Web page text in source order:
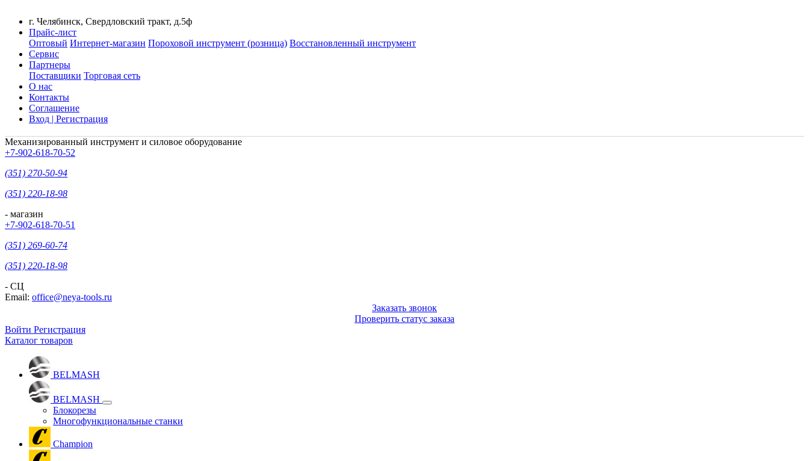
г. Челябинск, Свердловский тракт, д.5ф
Прайс-лист
Оптовый Интернет-магазин Пороховой инструмент (розница) Восстановленный инструмент
Сервис
Партнеры
Поставщики Торговая сеть
О нас
Контакты
Соглашение
Вход | Регистрация
Механизированный инструмент и силовое оборудование
+7-902-618-70-52
(351) 270-50-94
(351) 220-18-98
- магазин
+7-902-618-70-51
(351) 269-60-74
(351) 220-18-98
- СЦ
Email: office@neya-tools.ru
Заказать звонок
Проверить статус заказа
Войти Регистрация
Каталог товаров
BELMASH
BELMASH
Блокорезы
Многофункциональные станки
Champion